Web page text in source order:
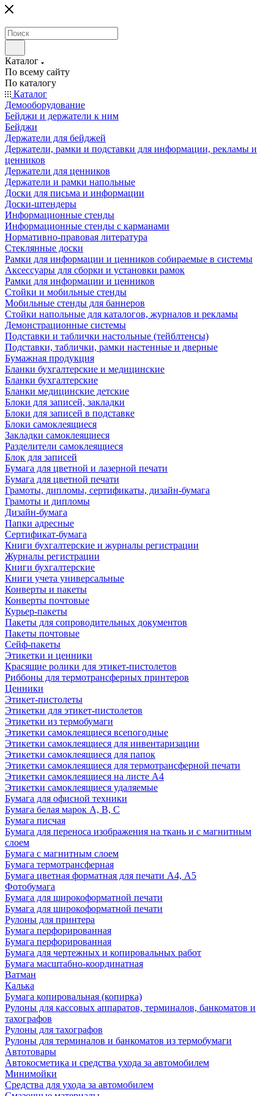
Каталог
По всему сайту
По каталогу
Каталог
Демооборудование
Бейджи и держатели к ним
Бейджи
Держатели для бейджей
Держатели, рамки и подставки для информации, рекламы и
ценников
Держатели для ценников
Держатели и рамки напольные
Доски для письма и информации
Доски-штендеры
Информационные стенды
Информационные стенды с карманами
Нормативно-правовая литература
Стеклянные доски
Рамки для информации и ценников собираемые в системы
Аксессуары для сборки и установки рамок
Рамки для информации и ценников
Стойки и мобильные стенды
Мобильные стенды для баннеров
Стойки напольные для каталогов, журналов и рекламы
Демонстрационные системы
Подставки и таблички настольные (тейблтенсы)
Подставки, таблички, рамки настенные и дверные
Бумажная продукция
Бланки бухгалтерские и медицинские
Бланки бухгалтерские
Бланки медицинские детские
Блоки для записей, закладки
Блоки для записей в подставке
Блоки самоклеящиеся
Закладки самоклеящиеся
Разделители самоклеящиеся
Блок для записей
Бумага для цветной и лазерной печати
Бумага для цветной печати
Грамоты, дипломы, сертификаты, дизайн-бумага
Грамоты и дипломы
Дизайн-бумага
Папки адресные
Сертификат-бумага
Книги бухгалтерские и журналы регистрации
Журналы регистрации
Книги бухгалтерские
Книги учета универсальные
Конверты и пакеты
Конверты почтовые
Курьер-пакеты
Пакеты для сопроводительных документов
Пакеты почтовые
Сейф-пакеты
Этикетки и ценники
Красящие ролики для этикет-пистолетов
Риббоны для термотрансферных принтеров
Ценники
Этикет-пистолеты
Этикетки для этикет-пистолетов
Этикетки из термобумаги
Этикетки самоклеящиеся всепогодные
Этикетки самоклеящиеся для инвентаризации
Этикетки самоклеящиеся для папок
Этикетки самоклеящиеся для термотрансферной печати
Этикетки самоклеящиеся на листе А4
Этикетки самоклеящиеся удаляемые
Бумага для офисной техники
Бумага белая марок А, В, С
Бумага писчая
Бумага для переноса изображения на ткань и с магнитным
слоем
Бумага с магнитным слоем
Бумага термотрансферная
Бумага цветная форматная для печати А4, А5
Фотобумага
Бумага для широкоформатной печати
Бумага для широкоформатной печати
Рулоны для принтера
Бумага перфорированная
Бумага перфорированная
Бумага для чертежных и копировальных работ
Бумага масштабно-координатная
Ватман
Калька
Бумага копировальная (копирка)
Рулоны для кассовых аппаратов, терминалов, банкоматов и
тахографов
Рулоны для тахографов
Рулоны для терминалов и банкоматов из термобумаги
Автотовары
Автокосметика и средства ухода за автомобилем
Минимойки
Средства для ухода за автомобилем